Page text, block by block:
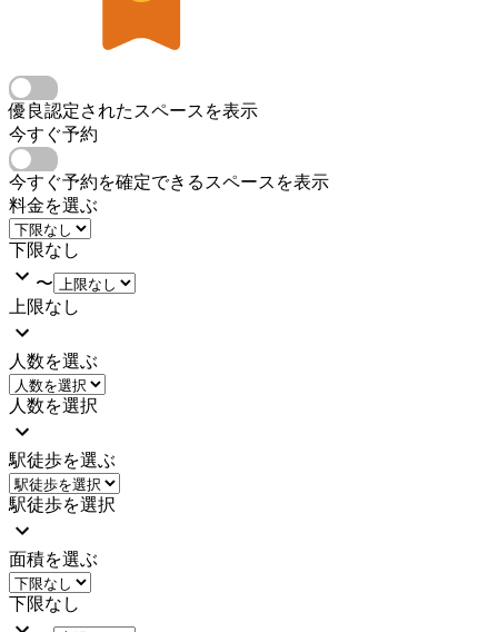
優良認定されたスペースを表示
今すぐ予約
今すぐ予約を確定できるスペースを表示
料金を選ぶ
下限なし
〜
上限なし
人数を選ぶ
人数を選択
駅徒歩を選ぶ
駅徒歩を選択
面積を選ぶ
下限なし